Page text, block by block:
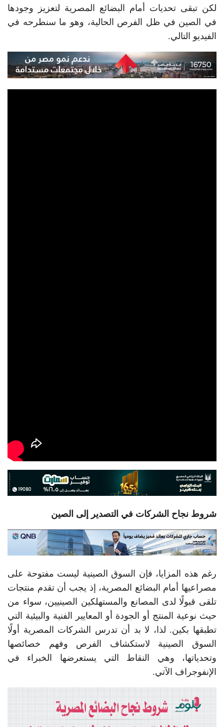
لكن تبقى تحديات أمام البضائع المصرية لتعزيز وجودها
في الصين في ظل الفرص الحالية، وهو ما سنطرحه في
الفيديو التالي.
شروط نجاح الشركات في التصدير إلى الصين
رغم هذه المزايا، فإن السوق الصينية ليست مفتوحة على
مصراعيها أمام البضائع المصرية، إذ يجب أن تقدم منتجات
تلقى قبولًا لدى المصانع والمستهلكين الصينيين، سواء من
حيث نوعية المنتج أو الجودة أو المعايير الفنية والبيئية التي
تطبقها بكين. لذا، لا بد أن تدرس الشركات المصرية أولًا
السوق الصينية لاستكشاف الفرص وفهم خصائصها
وتحدياتها، وهي النقاط التي يستعرضها الخبراء في
الإنفوجراف الآتي.